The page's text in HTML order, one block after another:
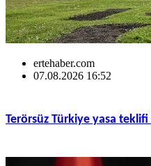
ertehaber.com
07.08.2026 16:52
Terörsüz Türkiye yasa